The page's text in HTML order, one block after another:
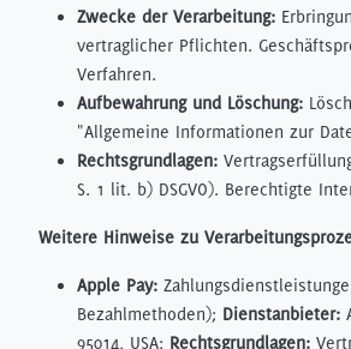
Zwecke der Verarbeitung:
vertraglicher Pflichten.
Verfahren.
Aufbewahrung und Löschung:
"Allgemeine Informationen zur
Rechtsgrundlagen:
S. 1 lit. b) DSGVO). Berechtigte
Weitere Hinweise zu
Apple Pay:
Bezahlmethoden); Dienstanbieter:
95014, USA; Rechtsgrundlagen: